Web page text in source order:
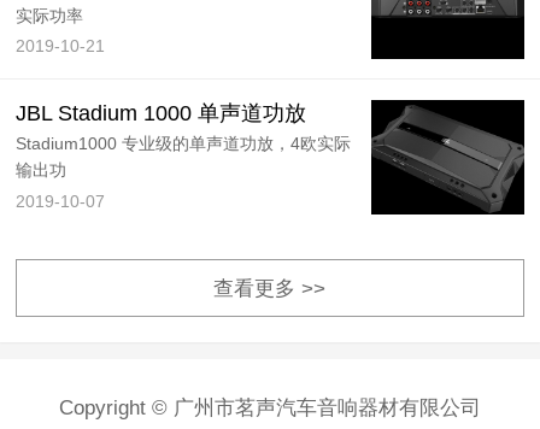
实际功率
2019-10-21
JBL Stadium 1000 单声道功放
Stadium1000 专业级的单声道功放，4欧实际
输出功
2019-10-07
查看更多 >>
Copyright © 广州市茗声汽车音响器材有限公司